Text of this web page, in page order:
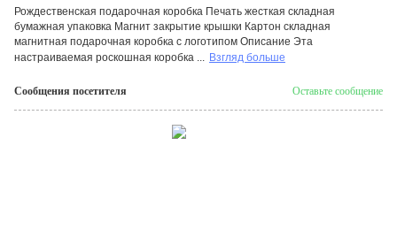
Рождественская подарочная коробка Печать жесткая складная
бумажная упаковка Магнит закрытие крышки Картон складная
магнитная подарочная коробка с логотипом Описание Эта
настраиваемая роскошная коробка ... Взгляд больше
Сообщения посетителя Оставьте сообщение